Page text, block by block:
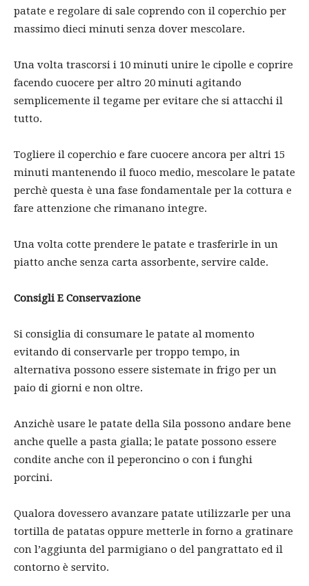
patate e regolare di sale coprendo con il coperchio per
massimo dieci minuti senza dover mescolare.
Una volta trascorsi i 10 minuti unire le cipolle e coprire
facendo cuocere per altro 20 minuti agitando
semplicemente il tegame per evitare che si attacchi il
tutto.
Togliere il coperchio e fare cuocere ancora per altri 15
minuti mantenendo il fuoco medio, mescolare le patate
perchè questa è una fase fondamentale per la cottura e
fare attenzione che rimanano integre.
Una volta cotte prendere le patate e trasferirle in un
piatto anche senza carta assorbente, servire calde.
Consigli E Conservazione
Si consiglia di consumare le patate al momento
evitando di conservarle per troppo tempo, in
alternativa possono essere sistemate in frigo per un
paio di giorni e non oltre.
Anzichè usare le patate della Sila possono andare bene
anche quelle a pasta gialla; le patate possono essere
condite anche con il peperoncino o con i funghi
porcini.
Qualora dovessero avanzare patate utilizzarle per una
tortilla de patatas oppure metterle in forno a gratinare
con l’aggiunta del parmigiano o del pangrattato ed il
contorno è servito.